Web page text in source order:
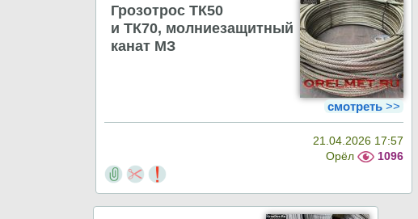
Грозотрос ТК50
и ТК70, молниезащитный
канат МЗ
смотреть >>
21.04.2026 17:57
Орёл
1096